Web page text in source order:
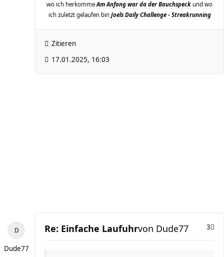
wo ich herkommeAm Anfang war da der Bauchspeck und wo
ich zuletzt gelaufen bin Joels Daily Challenge - Streakrunning
Zitieren
17.01.2025, 16:03
Dude77
Re: Einfache Laufuhr 3
von Dude77